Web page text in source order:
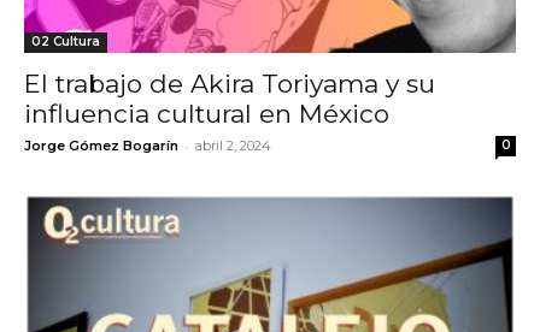
02 Cultura
El trabajo de Akira Toriyama y su
influencia cultural en México
Jorge Gómez Bogarín - abril 2, 2024 0